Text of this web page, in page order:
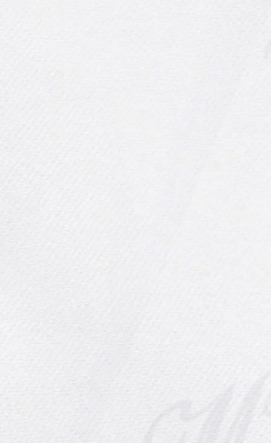
tomates
sont des